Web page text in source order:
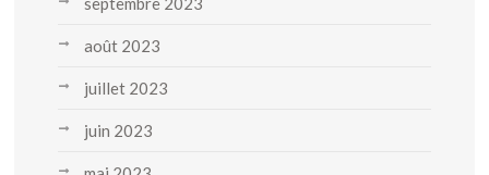
août 2023
juillet 2023
juin 2023